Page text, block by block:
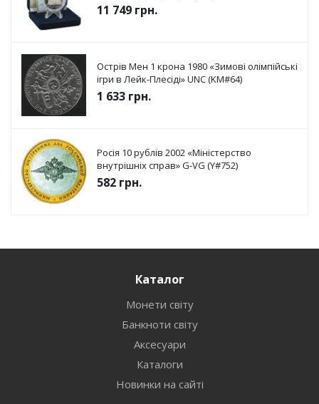
11 749 грн.
Острів Мен 1 крона 1980 «Зимові олімпійські
ігри в Лейк-Плесіді» UNC (KM#64)
1 633 грн.
Росія 10 рублів 2002 «Міністерство
внутрішніх справ» G-VG (Y#752)
582 грн.
Каталог
Монети світу
Банкноти світу
Аксесуари
Каталоги
Новинки на сайті